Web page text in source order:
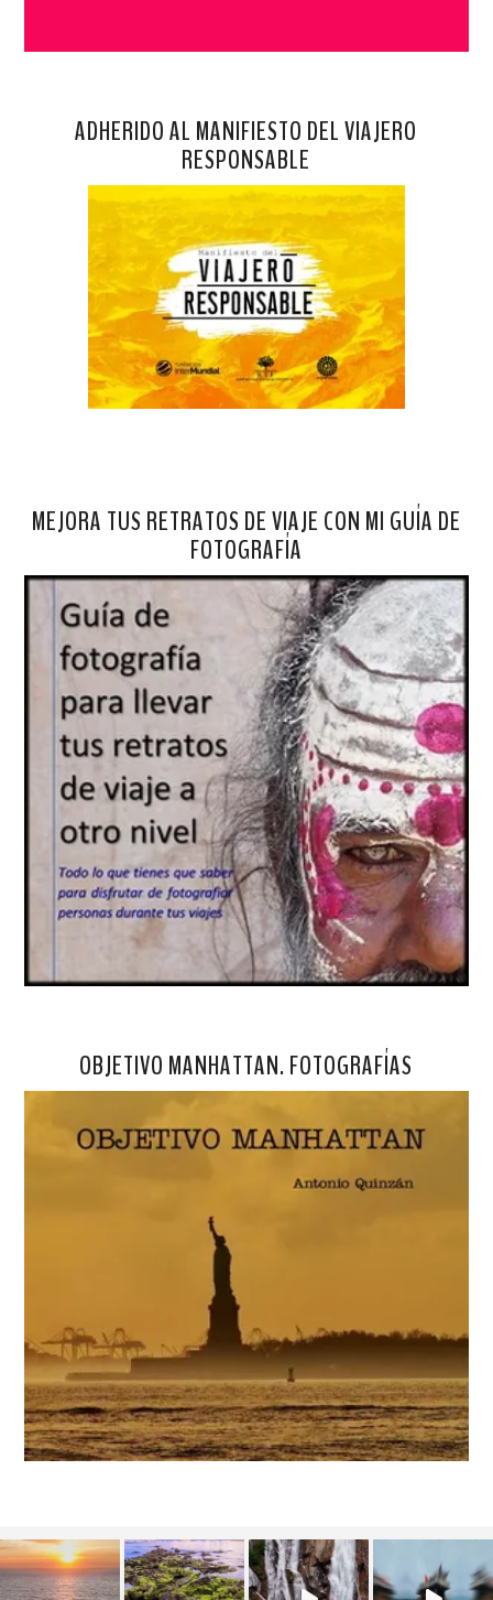
ADHERIDO AL MANIFIESTO DEL VIAJERO
RESPONSABLE
MEJORA TUS RETRATOS DE VIAJE CON MI GUÍA DE
FOTOGRAFÍA
OBJETIVO MANHATTAN. FOTOGRAFÍAS